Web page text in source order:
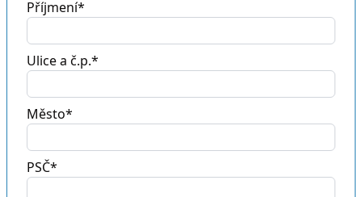
Příjmení*
Ulice a č.p.*
Město*
PSČ*